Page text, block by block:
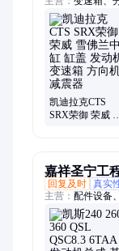
泵、ABS泵、倒
电机、电脑板
器、前后杠、前
凯迪拉克CTS
SRX荣御 荣威
嘉祥圣宁工
回复及时 真实
主营： 配件设备
气制动阀组件、
挖掘机燃油泵、
压器、机械促动